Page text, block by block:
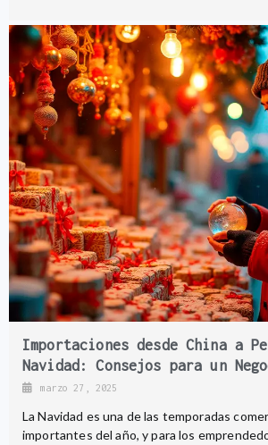
Importaciones desde China a
Navidad: Consejos para un
marzo 27, 2025
La Navidad es una de las temporadas
importantes del año, y para los